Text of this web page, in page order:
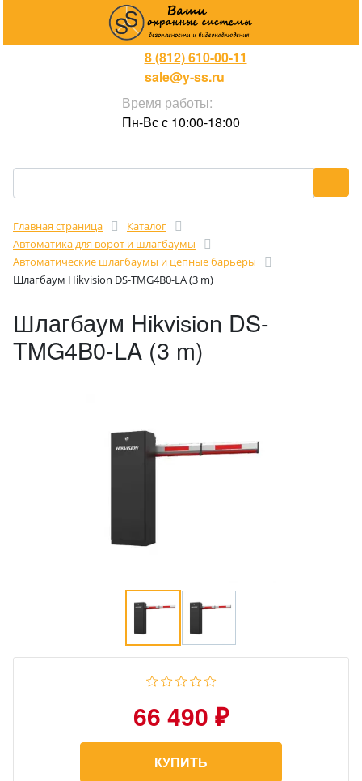
8 (812) 610-00-11
sale@y-ss.ru
Время работы:
Пн-Вс с 10:00-18:00
Главная страница
Каталог
Автоматика для ворот и шлагбаумы
Автоматические шлагбаумы и цепные барьеры
Шлагбаум Hikvision DS-TMG4B0-LA (3 m)
Шлагбаум Hikvision DS-
TMG4B0-LA (3 m)
66 490 ₽
КУПИТЬ